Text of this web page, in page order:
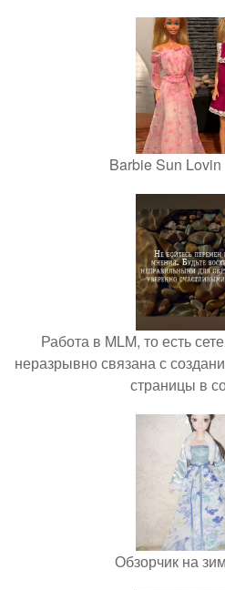
Barbie Sun
Работа в MLM, то есть
неразрывно связана с
страницы в
Обзорчик на